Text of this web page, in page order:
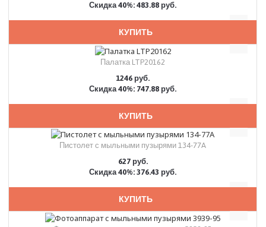
Скидка 40%: 483.88 руб.
КУПИТЬ
Палатка LTP20162
1246 руб.
Скидка 40%: 747.88 руб.
КУПИТЬ
Пистолет с мыльными пузырями 134-77A
627 руб.
Скидка 40%: 376.43 руб.
КУПИТЬ